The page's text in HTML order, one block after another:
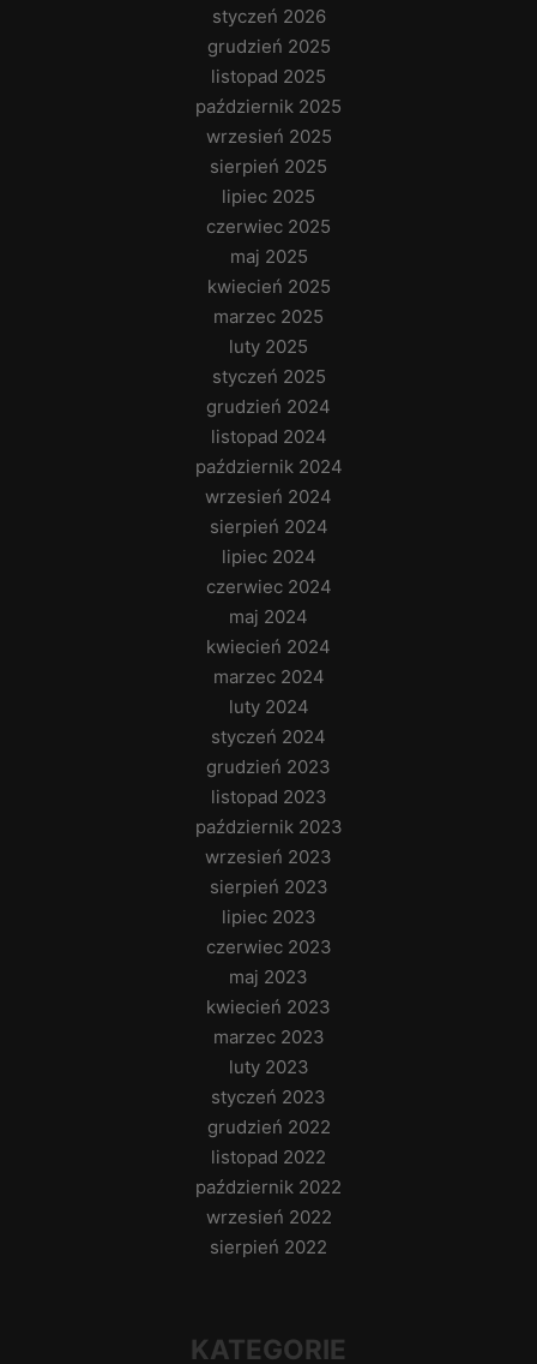
styczeń 2026
grudzień 2025
listopad 2025
październik 2025
wrzesień 2025
sierpień 2025
lipiec 2025
czerwiec 2025
maj 2025
kwiecień 2025
marzec 2025
luty 2025
styczeń 2025
grudzień 2024
listopad 2024
październik 2024
wrzesień 2024
sierpień 2024
lipiec 2024
czerwiec 2024
maj 2024
kwiecień 2024
marzec 2024
luty 2024
styczeń 2024
grudzień 2023
listopad 2023
październik 2023
wrzesień 2023
sierpień 2023
lipiec 2023
czerwiec 2023
maj 2023
kwiecień 2023
marzec 2023
luty 2023
styczeń 2023
grudzień 2022
listopad 2022
październik 2022
wrzesień 2022
sierpień 2022
KATEGORIE